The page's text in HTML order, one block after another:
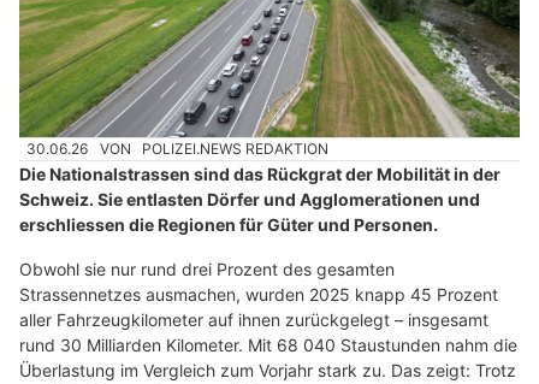
30.06.26 VON POLIZEI.NEWS REDAKTION
Die Nationalstrassen sind das Rückgrat der Mobilität in der
Schweiz. Sie entlasten Dörfer und Agglomerationen und
erschliessen die Regionen für Güter und Personen.
Obwohl sie nur rund drei Prozent des gesamten
Strassennetzes ausmachen, wurden 2025 knapp 45 Prozent
aller Fahrzeugkilometer auf ihnen zurückgelegt – insgesamt
rund 30 Milliarden Kilometer. Mit 68 040 Staustunden nahm die
Überlastung im Vergleich zum Vorjahr stark zu. Das zeigt: Trotz